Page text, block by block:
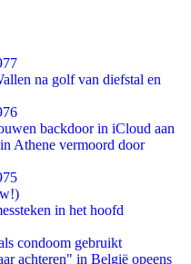
na golf van diefstal en
backdoor in iCloud aan
Athene vermoord door
in het hoofd
condoom gebruikt
achteren" in België opeens